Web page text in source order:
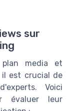
sur
media et
est crucial de
Voici
évaluer leur